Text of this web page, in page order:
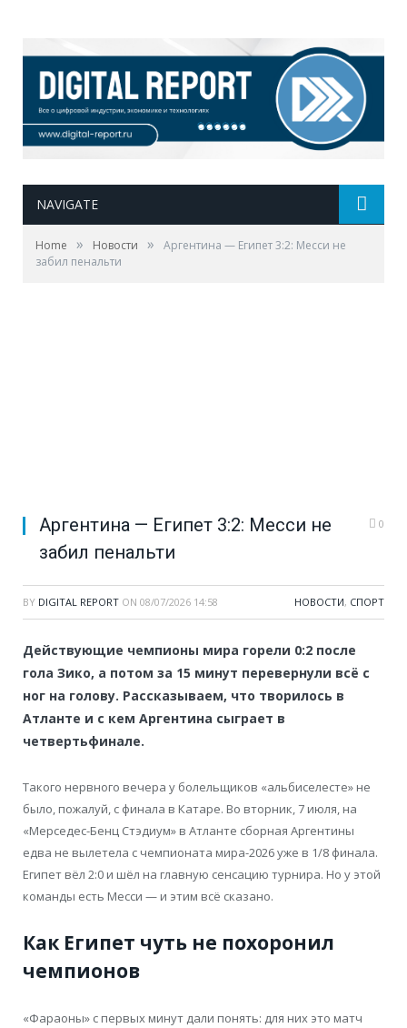
NAVIGATE
Home » Новости »
Аргентина — Египет 3:2: Месси не
забил пенальти
Аргентина — Египет 3:2: Месси не
забил пенальти
0
BY DIGITAL REPORT ON 08/07/2026 14:58 НОВОСТИ, СПОРТ
Действующие чемпионы мира горели 0:2 после
гола Зико, а потом за 15 минут перевернули всё с
ног на голову. Рассказываем, что творилось в
Атланте и с кем Аргентина сыграет в
четвертьфинале.
Такого нервного вечера у болельщиков «альбиселесте» не
было, пожалуй, с финала в Катаре. Во вторник, 7 июля, на
«Мерседес-Бенц Стэдиум» в Атланте сборная Аргентины
едва не вылетела с чемпионата мира-2026 уже в 1/8 финала.
Египет вёл 2:0 и шёл на главную сенсацию турнира. Но у этой
команды есть Месси — и этим всё сказано.
Как Египет чуть не похоронил
чемпионов
«Фараоны» с первых минут дали понять: для них это матч